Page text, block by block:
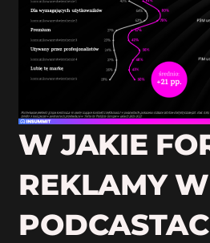
W JAKIE
REKLAMY W